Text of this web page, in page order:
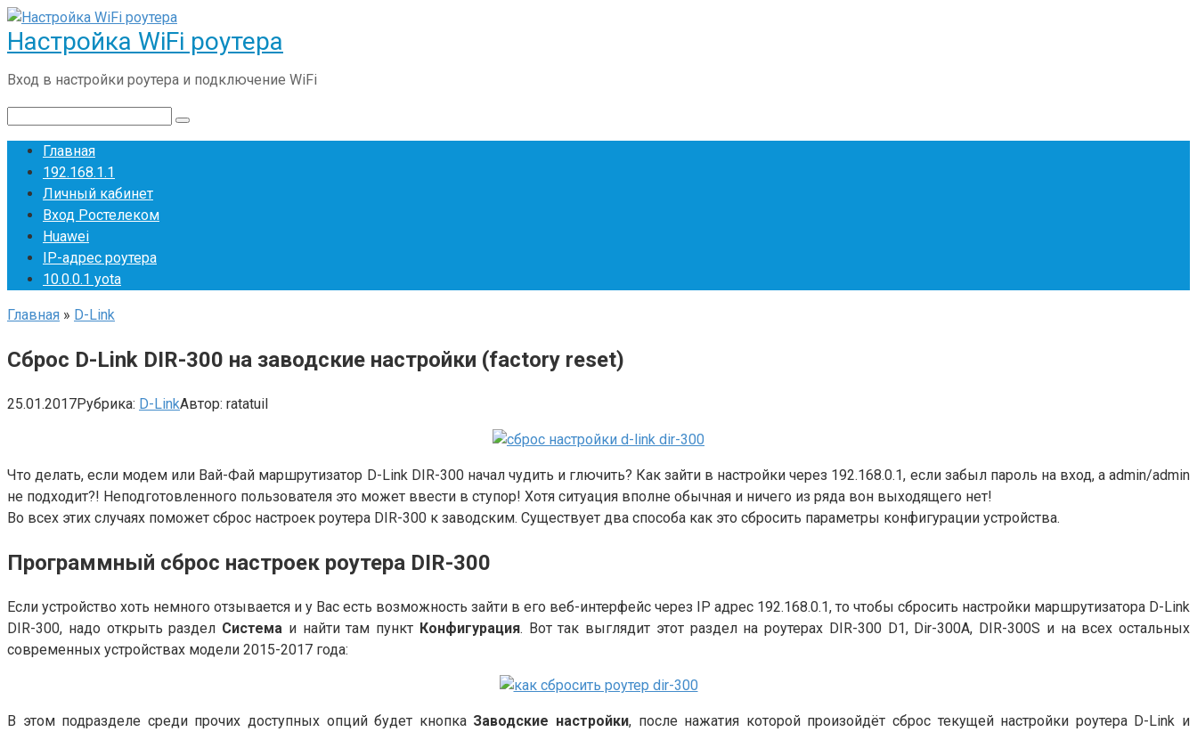
Перейти
к
контенту
Настройка WiFi роутера
Вход в настройки роутера и подключение WiFi
Главная
192.168.1.1
Личный кабинет
Вход Ростелеком
Huawei
IP-адрес роутера
10.0.0.1 yota
Главная » D-Link
Сброс D-Link DIR-300 на заводские настройки (factory reset)
25.01.2017Рубрика: D-LinkАвтор: ratatuil
Что делать, если модем или Вай-Фай маршрутизатор D-Link DIR-300 начал чудить и глючить? Как зайти в настройки через 192.168.0.1, если забыл пароль на вход, а admin/admin
не подходит?! Неподготовленного пользователя это может ввести в ступор! Хотя ситуация вполне обычная и ничего из ряда вон выходящего нет!
Во всех этих случаях поможет сброс настроек роутера DIR-300 к заводским. Существует два способа как это сбросить параметры конфигурации устройства.
Программный сброс настроек роутера DIR-300
Если устройство хоть немного отзывается и у Вас есть возможность зайти в его веб-интерфейс через IP адрес 192.168.0.1, то чтобы сбросить настройки маршрутизатора D-Link
DIR-300, надо открыть раздел Система и найти там пункт Конфигурация. Вот так выглядит этот раздел на роутерах DIR-300 D1, Dir-300A, DIR-300S и на всех остальных
современных устройствах модели 2015-2017 года:
В этом подразделе среди прочих доступных опций будет кнопка Заводские настройки, после нажатия которой произойдёт сброс текущей настройки роутера D-Link и